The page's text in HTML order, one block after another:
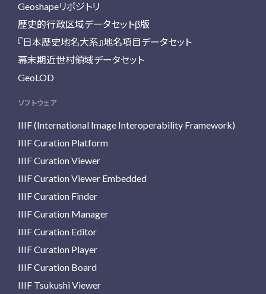
Geoshapeリポジトリ
歴史的行政区域データセットβ版
『日本歴史地名大系』地名項目データセット
幕末期近世村領域データセット
GeoLOD
ソフトウェア
IIIF (International Image Interoperability Framework)
IIIF Curation Platform
IIIF Curation Viewer
IIIF Curation Viewer Embedded
IIIF Curation Finder
IIIF Curation Manager
IIIF Curation Editor
IIIF Curation Player
IIIF Curation Board
IIIF Tsukushi Viewer